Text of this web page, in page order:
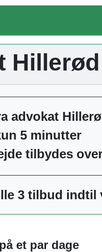
advokat
5 minutter
tilbydes
3 tilbud indtil
et par dage